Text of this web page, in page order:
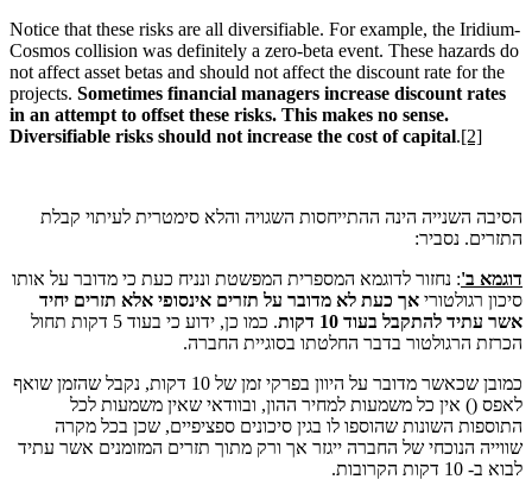
Notice that these risks are all diversifiable. For example, the Iridium-
Cosmos collision was definitely a zero-beta event. These hazards do
not affect asset betas and should not affect the discount rate for the
projects. Sometimes financial managers increase discount rates
in an attempt to offset these risks. This makes no sense.
Diversifiable risks should not increase the cost of capital.[2]
הסיבה השנייה הינה ההתייחסות השגויה והלא סימטרית לעיתוי קבלת
התזרים. נסביר:
דוגמא ב': נחזור לדוגמא המספרית המפשטת ונניח כעת כי מדובר על אותו
סיכון רגולטורי אך כעת לא מדובר על תזרים אינסופי אלא תזרים יחיד
אשר עתיד להתקבל בעוד 10 דקות
. כמו כן, ידוע כי בעוד 5 דקות תחול
הכרזת הרגולטור בדבר החלטתו בסוגיית החברה.
כמובן שכאשר מדובר על היוון בפרקי זמן של 10 דקות, נקבל שהזמן שואף
לאפס () אין כל משמעות למחיר ההון, ובוודאי שאין משמעות לכל
התוספות השונות שהוספו לו בגין סיכונים ספציפיים, שכן בכל מקרה
שווייה הנוכחי של החברה ייגזר אך ורק מתוך תזרים המזומנים אשר עתיד
לבוא ב- 10 דקות הקרובות.